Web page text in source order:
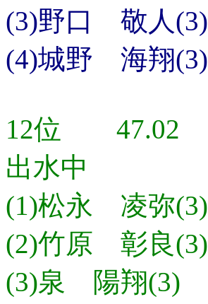
(3)野口 敬人(3)
(4)城野 海翔(3)
12位 47.02
出水中
(1)松永 凌弥(3)
(2)竹原 彰良(3)
(3)泉 陽翔(3)